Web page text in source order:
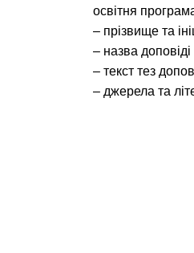
освітня
– прізвище та
– назва
– текст тез
– джерела та